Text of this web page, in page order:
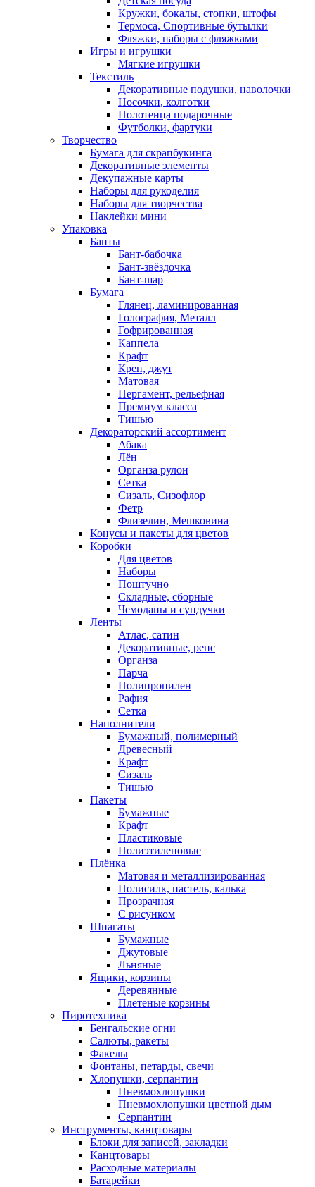
Кружки, бокалы, стопки, штофы
Термоса, Спортивные бутылки
Фляжки, наборы с фляжками
Игры и игрушки
Мягкие игрушки
Текстиль
Декоративные подушки, наволочки
Носочки, колготки
Полотенца подарочные
Футболки, фартуки
Творчество
Бумага для скрапбукинга
Декоративные элементы
Декупажные карты
Наборы для рукоделия
Наборы для творчества
Наклейки мини
Упаковка
Банты
Бант-бабочка
Бант-звёздочка
Бант-шар
Бумага
Глянец, ламинированная
Голография, Металл
Гофрированная
Каппела
Крафт
Креп, джут
Матовая
Пергамент, рельефная
Премиум класса
Тишью
Декораторский ассортимент
Абака
Лён
Органза рулон
Сетка
Сизаль, Сизофлор
Фетр
Флизелин, Мешковина
Конусы и пакеты для цветов
Коробки
Для цветов
Наборы
Поштучно
Складные, сборные
Чемоданы и сундучки
Ленты
Атлас, сатин
Декоративные, репс
Органза
Парча
Полипропилен
Рафия
Сетка
Наполнители
Бумажный, полимерный
Древесный
Крафт
Сизаль
Тишью
Пакеты
Бумажные
Крафт
Пластиковые
Полиэтиленовые
Плёнка
Матовая и металлизированная
Полисилк, пастель, калька
Прозрачная
С рисунком
Шпагаты
Бумажные
Джутовые
Льняные
Ящики, корзины
Деревянные
Плетеные корзины
Пиротехника
Бенгальские огни
Салюты, ракеты
Факелы
Фонтаны, петарды, свечи
Хлопушки, серпантин
Пневмохлопушки
Пневмохлопушки цветной дым
Серпантин
Инструменты, канцтовары
Блоки для записей, закладки
Канцтовары
Расходные материалы
Батарейки